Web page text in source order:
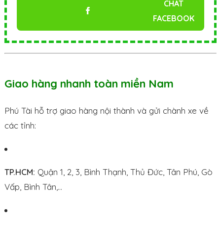
CHAT
FACEBOOK
Giao hàng nhanh toàn miền Nam
Phú Tài hỗ trợ giao hàng nội thành và gửi chành xe về
các tỉnh:
TP.HCM: Quận 1, 2, 3, Bình Thạnh, Thủ Đức, Tân Phú, Gò
Vấp, Bình Tân,…